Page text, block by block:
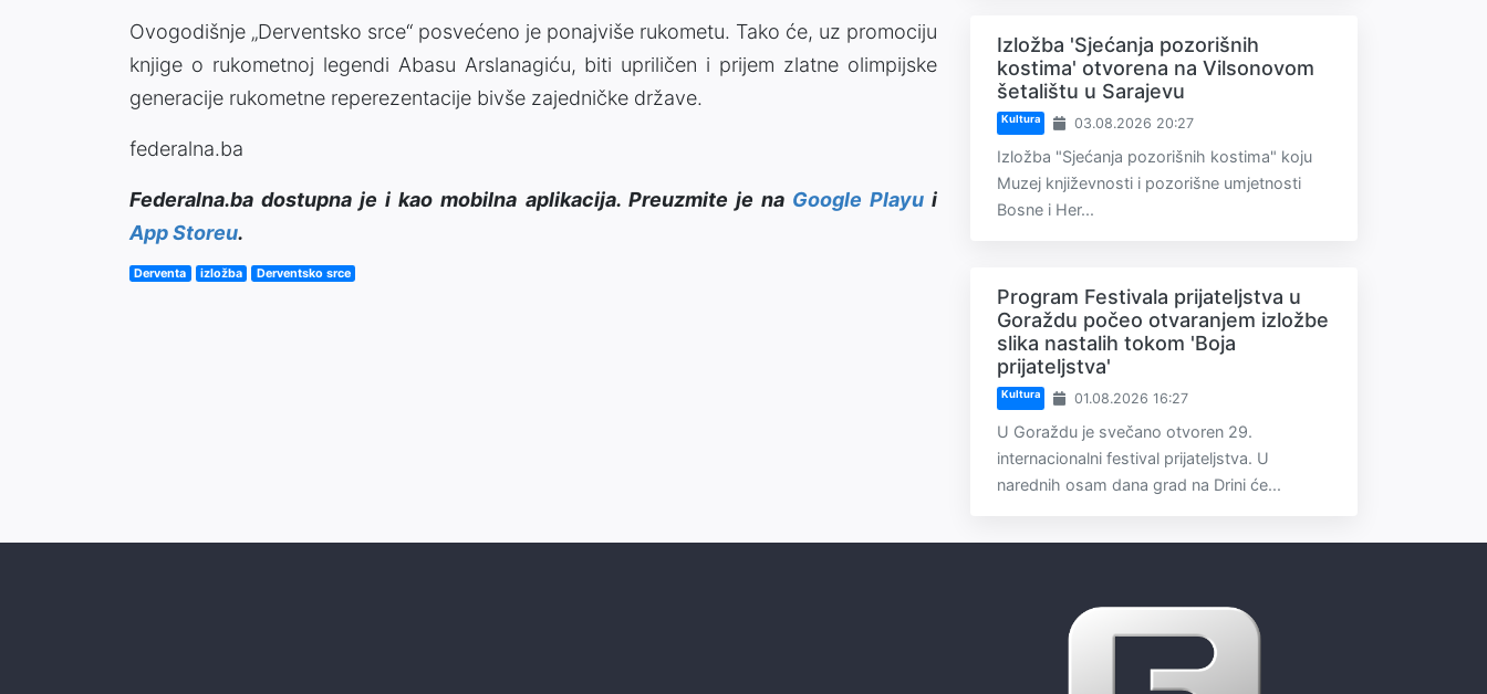
Ovogodišnje „Derventsko srce“ posvećeno je ponajviše rukometu. Tako će, uz promociju
knjige o rukometnoj legendi Abasu Arslanagiću, biti upriličen i prijem zlatne olimpijske
generacije rukometne reperezentacije bivše zajedničke države.
federalna.ba
Federalna.ba dostupna je i kao mobilna aplikacija. Preuzmite je na Google Playui
App Storeu.
Derventa izložba Derventsko srce
Izložba 'Sjećanja pozorišnih
kostima' otvorena na Vilsonovom
šetalištu u Sarajevu
Kultura 03.08.2026 20:27
Izložba "Sjećanja pozorišnih kostima" koju
Muzej književnosti i pozorišne umjetnosti
Bosne i Her...
Program Festivala prijateljstva u
Goraždu počeo otvaranjem izložbe
slika nastalih tokom 'Boja
prijateljstva'
Kultura 01.08.2026 16:27
U Goraždu je svečano otvoren 29.
internacionalni festival prijateljstva. U
narednih osam dana grad na Drini će...